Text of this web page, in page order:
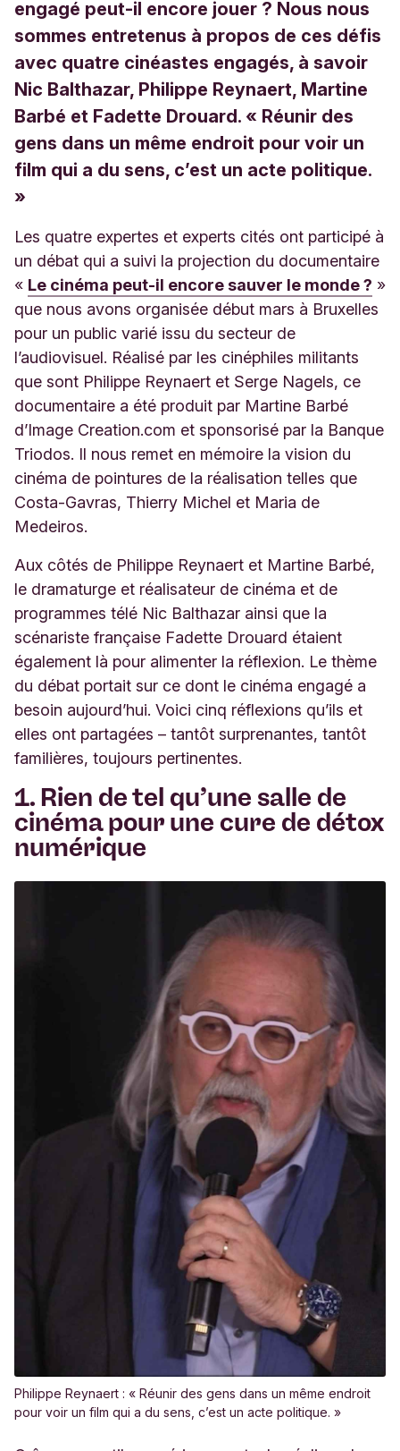
engagé peut-il encore jouer ? Nous nous
sommes entretenus à propos de ces défis
avec quatre cinéastes engagés, à savoir
Nic Balthazar, Philippe Reynaert, Martine
Barbé et Fadette Drouard. « Réunir des
gens dans un même endroit pour voir un
film qui a du sens, c’est un acte politique.
»
Les quatre expertes et experts cités ont participé à
un débat qui a suivi la projection du documentaire
« Le cinéma peut-il encore sauver le monde ? »
que nous avons organisée début mars à Bruxelles
pour un public varié issu du secteur de
l’audiovisuel. Réalisé par les cinéphiles militants
que sont Philippe Reynaert et Serge Nagels, ce
documentaire a été produit par Martine Barbé
d’Image Creation.com et sponsorisé par la Banque
Triodos. Il nous remet en mémoire la vision du
cinéma de pointures de la réalisation telles que
Costa-Gavras, Thierry Michel et Maria de
Medeiros.
Aux côtés de Philippe Reynaert et Martine Barbé,
le dramaturge et réalisateur de cinéma et de
programmes télé Nic Balthazar ainsi que la
scénariste française Fadette Drouard étaient
également là pour alimenter la réflexion. Le thème
du débat portait sur ce dont le cinéma engagé a
besoin aujourd’hui. Voici cinq réflexions qu’ils et
elles ont partagées – tantôt surprenantes, tantôt
familières, toujours pertinentes.
1. Rien de tel qu’une salle de
cinéma pour une cure de détox
numérique
Philippe Reynaert : « Réunir des gens dans un même endroit
pour voir un film qui a du sens, c’est un acte politique. »